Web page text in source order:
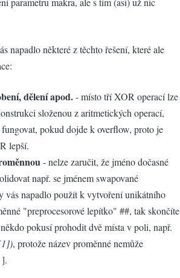
napadlo některé z těchto řešení, které ale
dělení apod.- místo tří XOR operací lze
složenou z aritmetických operací,
fungovat, pokud dojde k overflow, proto je
lepší.
- nelze zaručit, že jméno dočasné
např. se jménem swapované
vás napadlo použít k vytvoření unikátního
"preprocesorové lepítko" ##, tak skončíte
pokusí prohodit dvě místa v poli, např.
, protože název proměnné nemůže